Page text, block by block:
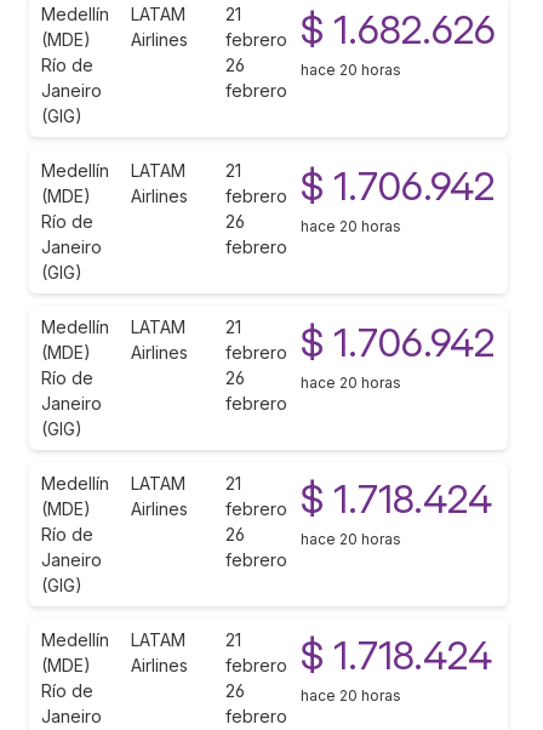
Medellín
(MDE)
Río de
Janeiro
(GIG)
LATAM
Airlines
21
febrero
26
febrero
$ 1.682.626
hace 20 horas
Medellín
(MDE)
Río de
Janeiro
(GIG)
LATAM
Airlines
21
febrero
26
febrero
$ 1.706.942
hace 20 horas
Medellín
(MDE)
Río de
Janeiro
(GIG)
LATAM
Airlines
21
febrero
26
febrero
$ 1.706.942
hace 20 horas
Medellín
(MDE)
Río de
Janeiro
(GIG)
LATAM
Airlines
21
febrero
26
febrero
$ 1.718.424
hace 20 horas
Medellín
(MDE)
Río de
Janeiro
LATAM
Airlines
21
febrero
26
febrero
$ 1.718.424
hace 20 horas